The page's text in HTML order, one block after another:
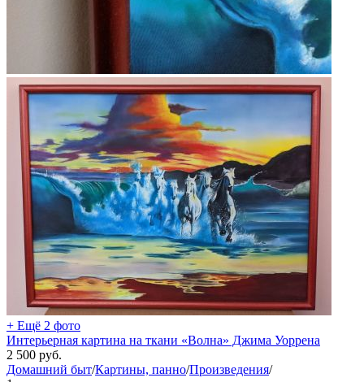
+ Ещё 2 фото
Интерьерная картина на ткани «Волна» Джима Уоррена
2 500 руб.
Домашний быт/Картины, панно/Произведения/